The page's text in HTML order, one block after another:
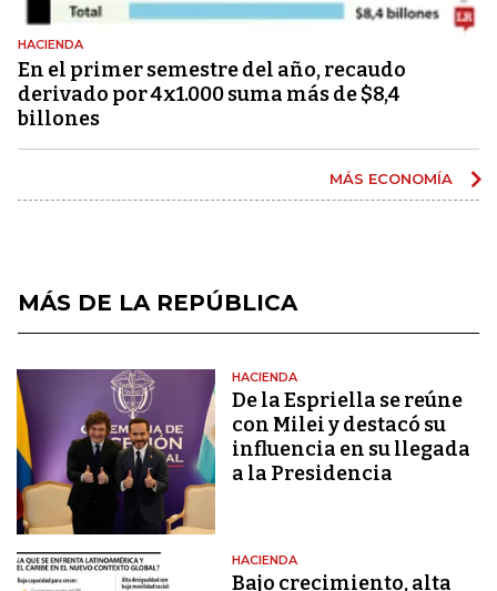
HACIENDA
En el primer semestre del año, recaudo
derivado por 4x1.000 suma más de $8,4
billones
MÁS ECONOMÍA
MÁS DE LA REPÚBLICA
HACIENDA
De la Espriella se reúne
con Milei y destacó su
influencia en su llegada
a la Presidencia
HACIENDA
Bajo crecimiento, alta